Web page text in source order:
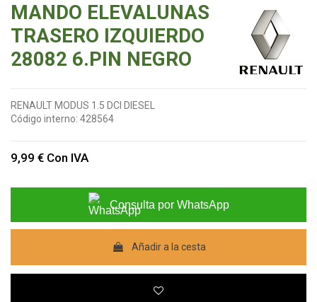
MANDO ELEVALUNAS
TRASERO IZQUIERDO
28082 6.PIN NEGRO
RENAULT MODUS 1.5 DCI DIESEL
Código interno: 428564
9,99 € Con IVA
Consulta por WhatsApp
Añadir a la cesta